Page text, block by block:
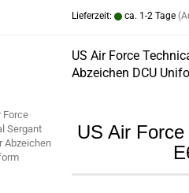
Lieferzeit: ca. 1-2 Tage
US Air Force
Abzeichen DCU
US Air